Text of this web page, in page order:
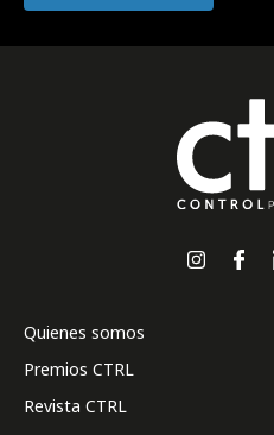
Quienes somos
Premios CTRL
Revista CTRL